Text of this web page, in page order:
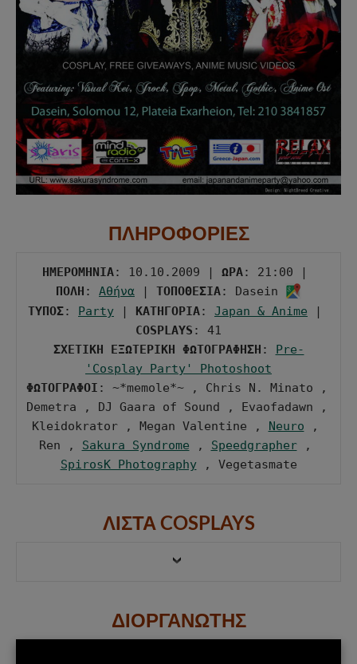
ΠΛΗΡΟΦΟΡΙΕΣ
ΗΜΕΡΟΜΗΝΙΑ: 10.10.2009 | ΩΡΑ
ΠΟΛΗ : Αθήνα | ΤΟΠΟΘΕΣΙΑ: Dasein
ΤΥΠΟΣ: Party | ΚΑΤΗΓΟΡΙΑ: Japan & Anime
COSPLAYS
ΣΧΕΤΙΚΗ ΕΞΩΤΕΡΙΚΗ ΦΩΤΟΓΡΑΦΗΣΗ : Pre-
'Cosplay Party' Photoshoot
ΦΩΤΟΓΡΑΦΟΙ : ~*memole*~ , Chris N. Minato ,
Demetra , DJ Gaara of Sound , Evaofadawn ,
Kleidokrator , Megan Valentine , Neuro ,
Ren , Sakura Syndrome , Speedgrapher
SpirosK Photography , Vegetasmate
ΛΙΣΤΑ COSPLAYS
ΔΙΟΡΓΑΝΩΤΗΣ